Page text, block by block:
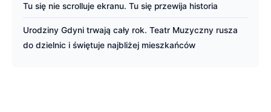
Tu się nie scrolluje ekranu. Tu się przewija historia
Urodziny Gdyni trwają cały rok. Teatr Muzyczny rusza
do dzielnic i świętuje najbliżej mieszkańców